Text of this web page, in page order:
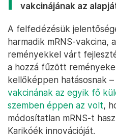
vakcinájának az
A felfedézésük
harmadik mRNS-vakcina,
reményekkel várt
a hozzá fűzött
kellőképpen hatásosnak
vakcinának az egyik fő
szemben éppen az volt,
módosítatlan mRNS-t
Karikóék innovációját.